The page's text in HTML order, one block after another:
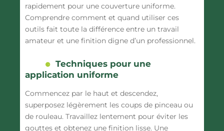
rapidement pour une couverture uniforme.
Comprendre comment et quand utiliser ces
outils fait toute la différence entre un travail
amateur et une finition digne d’un professionnel.
Techniques pour une
application uniforme
Commencez par le haut et descendez,
superposez légèrement les coups de pinceau ou
de rouleau. Travaillez lentement pour éviter les
gouttes et obtenez une finition lisse. Une